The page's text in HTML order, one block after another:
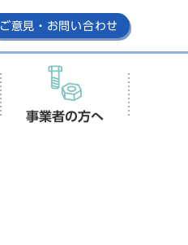
ご意見・お問い合わせ
事業者の方へ